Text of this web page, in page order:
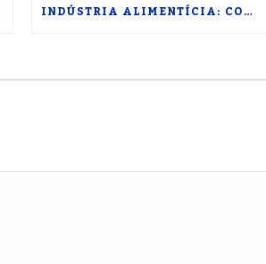
INDÚSTRIA ALIMENTÍCIA: COMO A USINAGEM DE POLÍMEROS GARANTE SEGURANÇA SANITÁRIA E EVITA CONTAMINAÇÕES